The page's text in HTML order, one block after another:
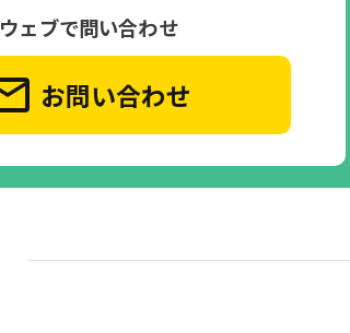
ウェブで問い合わせ
お問い合わせ